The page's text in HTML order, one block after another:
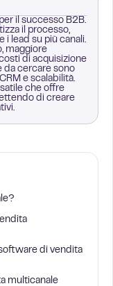
il successo B2B.
il processo,
i lead su più canali.
maggiore
di acquisizione
da cercare sono
e scalabilità.
che offre
di creare
di vendita
multicanale